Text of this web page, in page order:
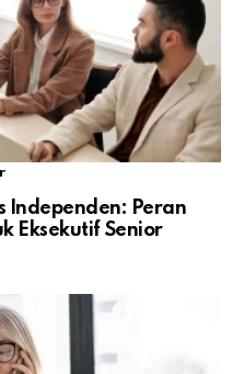
Independen: Peran
Eksekutif Senior